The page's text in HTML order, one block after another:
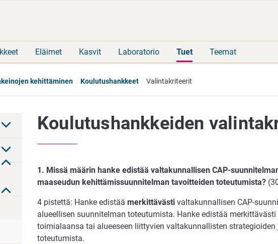
Eläimet Kasvit Laboratorio Tuet Teemat
kehittäminen Koulutushankkeet Valintakriteerit
Koulutushankkeiden
1. Missä määrin hanke edistää valtakunnallisen CAP-
maaseudun kehittämissuunnitelman tavoitteiden toteutumista?
4 pistettä: Hanke edistää merkittävästi valtakunnallisen CAP-
alueellisen suunnitelman toteutumista. Hanke edistää
toimialaansa tai alueeseen liittyvien valtakunnallisten strategioiden
toteutumista.